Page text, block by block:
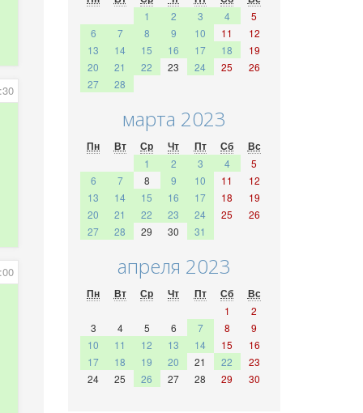
1 2 3 4
5
6
7 8 9 10 11
12
13
14 15 16 17 18
19
20
21 22 23 24 25
26
27
28
марта 2023
Пн Вт Ср Чт Пт Сб Вс
1 2 3 4
5
6
7 8 9 10 11
12
13
14 15 16 17 18
19
20
21 22 23 24 25
26
27
28 29 30 31
апреля 2023
Пн Вт Ср Чт Пт Сб Вс
1
2
3
4 5 6 7 8
9
10
11 12 13 14 15
16
17
18 19 20 21 22
23
24
25 26 27 28 29 30